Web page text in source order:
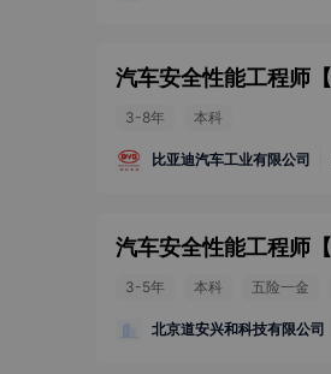
汽车安全性能工程师 【
3-8年 本科
比亚迪汽车工业有限公司
汽车安全性能工程师 【
3-5年 本科 五险一金
北京道安兴和科技有限公司